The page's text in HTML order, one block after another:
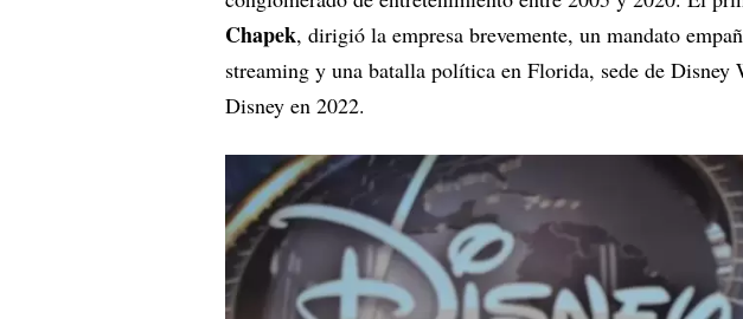
Chapek, dirigió la empresa brevemente, un mandato
streaming y una batalla política en Florida, sede de
Disney en 2022.